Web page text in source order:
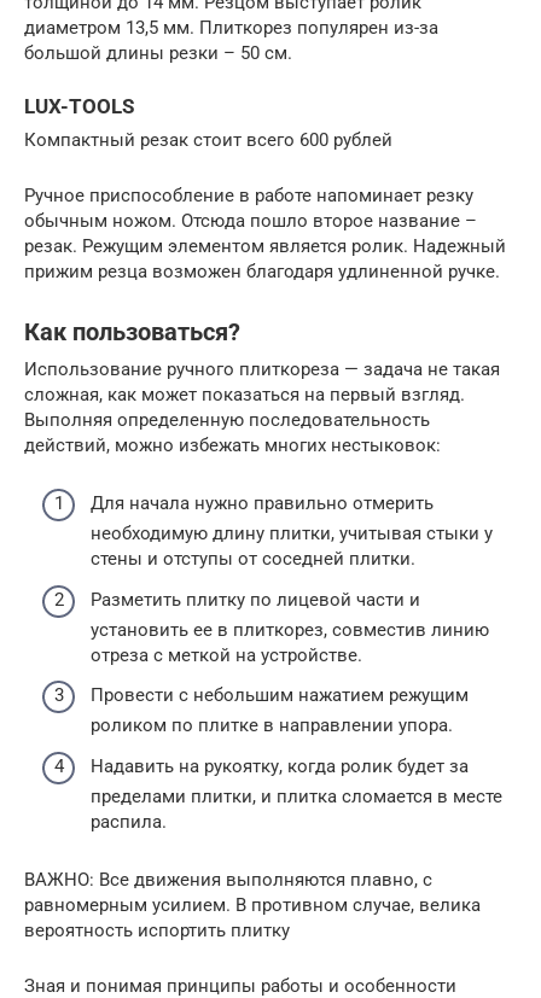
диаметром 13,5 мм. Плиткорез популярен из-за
большой длины резки – 50 см.
LUX-TOOLS
Компактный резак стоит всего 600 рублей
Ручное приспособление в работе напоминает резку
обычным ножом. Отсюда пошло второе название –
резак. Режущим элементом является ролик. Надежный
прижим резца возможен благодаря удлиненной ручке.
Как пользоваться?
Использование ручного плиткореза — задача не такая
сложная, как может показаться на первый взгляд.
Выполняя определенную последовательность
действий, можно избежать многих нестыковок:
Для начала нужно правильно отмерить
необходимую длину плитки, учитывая стыки у
стены и отступы от соседней плитки.
Разметить плитку по лицевой части и
установить ее в плиткорез, совместив линию
отреза с меткой на устройстве.
Провести с небольшим нажатием режущим
роликом по плитке в направлении упора.
Надавить на рукоятку, когда ролик будет за
пределами плитки, и плитка сломается в месте
распила.
ВАЖНО: Все движения выполняются плавно, с
равномерным усилием. В противном случае, велика
вероятность испортить плитку
Зная и понимая принципы работы и особенности